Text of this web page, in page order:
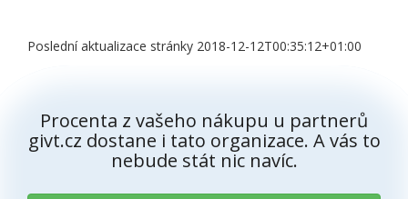
Poslední aktualizace stránky 2018-12-12T00:35:12+01:00
Procenta z vašeho nákupu u partnerů
givt.cz dostane i tato organizace. A vás to
nebude stát nic navíc.